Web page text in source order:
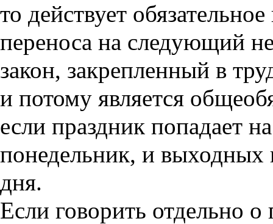
то действует
переноса на следующий
закон, закрепленный в
и потому является
если праздник попадает
понедельник, и выходных
дня.
Если говорить отдельно